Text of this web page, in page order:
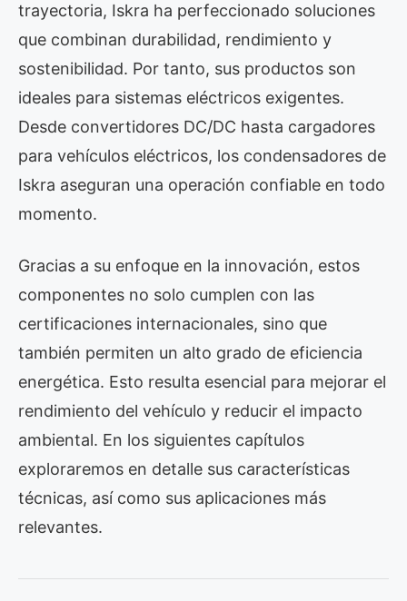
trayectoria, Iskra ha perfeccionado soluciones
que combinan durabilidad, rendimiento y
sostenibilidad. Por tanto, sus productos son
ideales para sistemas eléctricos exigentes.
Desde convertidores DC/DC hasta cargadores
para vehículos eléctricos, los condensadores de
Iskra aseguran una operación confiable en todo
momento.
Gracias a su enfoque en la innovación, estos
componentes no solo cumplen con las
certificaciones internacionales, sino que
también permiten un alto grado de eficiencia
energética. Esto resulta esencial para mejorar el
rendimiento del vehículo y reducir el impacto
ambiental. En los siguientes capítulos
exploraremos en detalle sus características
técnicas, así como sus aplicaciones más
relevantes.